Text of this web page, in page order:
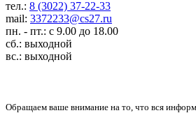
тел.: 8 (3022) 37-22-33
mail: 3372233@cs27.ru
пн. - пт.: с 9.00 до 18.00
сб.: выходной
вс.: выходной
Обращаем ваше внимание на то, что вся